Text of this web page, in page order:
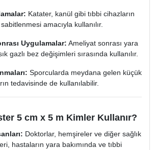
Katater, kanül gibi tıbbi cihazların
amacıyla kullanılır.
Uygulamalar: Ameliyat sonrası yara
gazlı bez değişimleri sırasında kullanılır.
Sporcularda meydana gelen küçük
tedavisinde de kullanılabilir.
5 cm x 5 m Kimler Kullanır?
Doktorlar, hemşireler ve diğer sağlık
hastaların yara bakımında ve tıbbi